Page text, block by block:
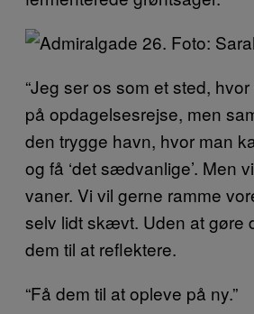
“Jeg ser os som et sted,
på opdagelsesrejse, men
den trygge havn, hvor man
og få ‘det sædvanlige’. Men
vaner. Vi vil gerne ramme
selv lidt skævt. Uden at gøre
dem til at reflektere.
“Få dem til at opleve på ny.”